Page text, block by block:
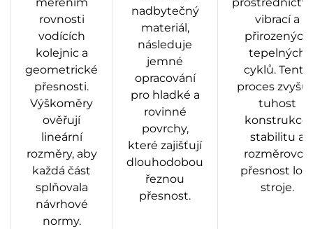
měřením
rovnosti
vodících
kolejnic a
geometrické
přesnosti.
Výškoměry
ověřují
lineární
rozměry, aby
každá část
splňovala
návrhové
normy.
nadbytečný
materiál,
následuje
jemné
opracování
pro hladké a
rovinné
povrchy,
které zajišťují
dlouhodobou
řeznou
přesnost.
vibrací a
přirozených
tepelných
cyklů. Tento
proces
tuhost
konstrukce,
stabilitu a
rozměrovou
přesnost
stroje.